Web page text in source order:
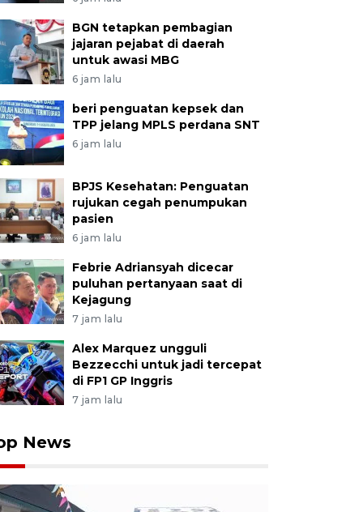
BGN tetapkan pembagian
jajaran pejabat di daerah
untuk awasi MBG
6 jam lalu
beri penguatan kepsek dan
TPP jelang MPLS perdana SNT
6 jam lalu
BPJS Kesehatan: Penguatan
rujukan cegah penumpukan
pasien
6 jam lalu
Febrie Adriansyah dicecar
puluhan pertanyaan saat di
Kejagung
7 jam lalu
Alex Marquez ungguli
Bezzecchi untuk jadi tercepat
di FP1 GP Inggris
7 jam lalu
News